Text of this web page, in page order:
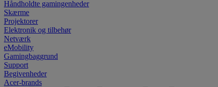
Håndholdte gamingenheder
Skærme
Projektorer
Elektronik og tilbehør
Netværk
eMobility
Gamingbaggrund
Support
Begivenheder
Acer-brands